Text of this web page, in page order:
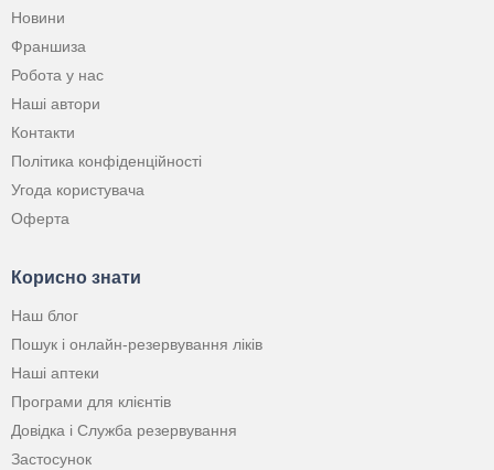
Новини
Франшиза
Робота у нас
Наші автори
Контакти
Політика конфіденційності
Угода користувача
Оферта
Корисно знати
Наш блог
Пошук і онлайн-резервування ліків
Наші аптеки
Програми для клієнтів
Довідка і Служба резервування
Застосунок